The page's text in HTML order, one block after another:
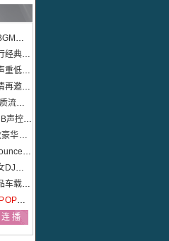
特辑
文串烧
景串烧
匠心巨作
烧大碟
载慢摇
载串烧
载串烧
音串烧
烧大碟